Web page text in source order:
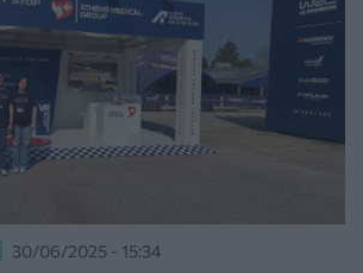
30/06/2025 - 15:34